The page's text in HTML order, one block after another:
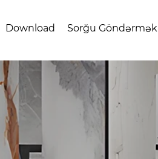
Download Sorğu Göndərmək